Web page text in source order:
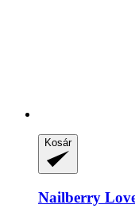
Kosár
Nailberry